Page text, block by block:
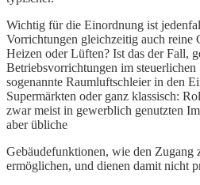
Wichtig für die Einordnung ist
Vorrichtungen gleichzeitig auch reine
Heizen oder Lüften? Ist das der Fall,
Betriebsvorrichtungen im
sogenannte Raumluftschleier in den
Supermärkten oder ganz klassisch:
zwar meist in gewerblich genutzten
aber übliche
Gebäudefunktionen, wie den Zugang
ermöglichen, und dienen damit nicht